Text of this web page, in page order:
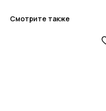
Смотрите также